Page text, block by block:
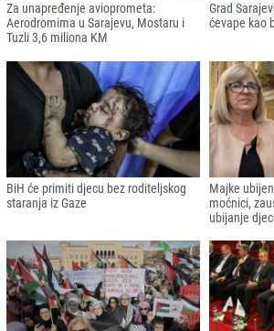
Za unapređenje avioprometa:
Aerodromima u Sarajevu, Mostaru i
Tuzli 3,6 miliona KM
Grad
ćevape kao
BiH će primiti djecu bez roditeljskog
staranja iz Gaze
Majke
moćnici,
ubijanje